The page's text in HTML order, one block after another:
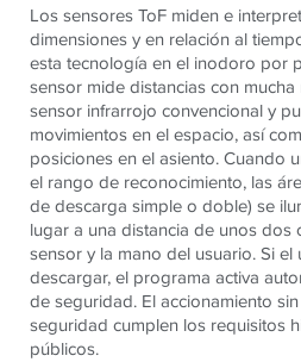
Los sensores ToF miden e
dimensiones y en relación al
esta tecnología en el inodoro por
sensor mide distancias con
sensor infrarrojo convencional y
movimientos en el espacio, así
posiciones en el asiento. Cuando
el rango de reconocimiento, las
de descarga simple o doble) se
lugar a una distancia de unos dos
sensor y la mano del usuario. Si
descargar, el programa activa
de seguridad. El accionamiento
seguridad cumplen los requisitos
públicos.